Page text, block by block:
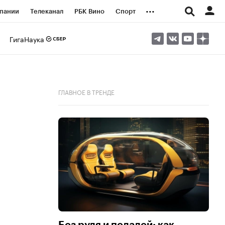
Телеканал РБК Вино Спорт ...
ГигаНаука
ГЛАВНОЕ В ТРЕНДЕ